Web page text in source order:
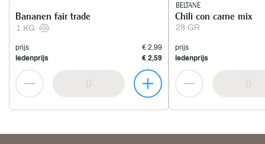
1 KG
Bananen fair trade
prijs
€ 2,99
ledenprijs
€ 2,59
BELTANE
28 GR
Chili con carne mix
prijs
ledenprijs